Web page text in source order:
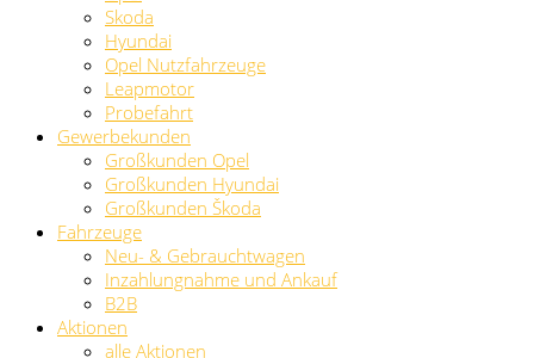
Skoda
Hyundai
Opel Nutzfahrzeuge
Leapmotor
Probefahrt
Gewerbekunden
Großkunden Opel
Großkunden Hyundai
Großkunden Škoda
Fahrzeuge
Neu- & Gebrauchtwagen
Inzahlungnahme und Ankauf
B2B
Aktionen
alle Aktionen